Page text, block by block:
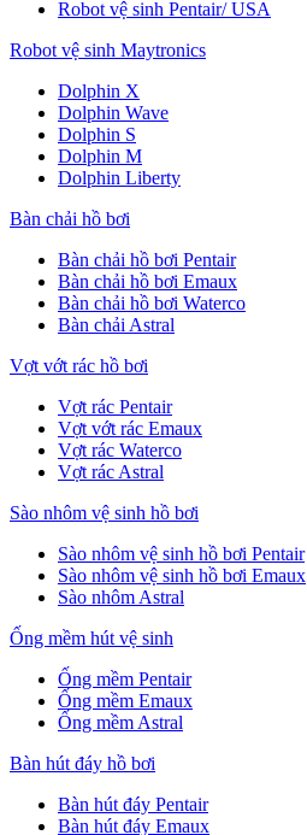
Robot vệ sinh Pentair/ USA
Robot vệ sinh Maytronics
Dolphin X
Dolphin Wave
Dolphin S
Dolphin M
Dolphin Liberty
Bàn chải hồ bơi
Bàn chải hồ bơi Pentair
Bàn chải hồ bơi Emaux
Bàn chải hồ bơi Waterco
Bàn chải Astral
Vợt vớt rác hồ bơi
Vợt rác Pentair
Vợt vớt rác Emaux
Vợt rác Waterco
Vợt rác Astral
Sào nhôm vệ sinh hồ bơi
Sào nhôm vệ sinh hồ bơi Pentair
Sào nhôm vệ sinh hồ bơi Emaux
Sào nhôm Astral
Ống mềm hút vệ sinh
Ống mềm Pentair
Ống mềm Emaux
Ống mềm Astral
Bàn hút đáy hồ bơi
Bàn hút đáy Pentair
Bàn hút đáy Emaux